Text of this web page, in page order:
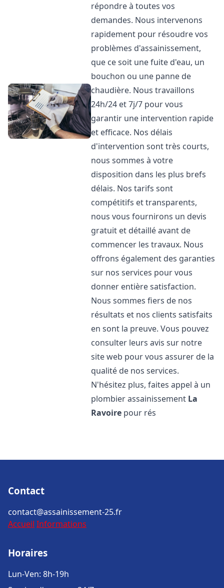
répondre à toutes vos
demandes. Nous intervenons
rapidement pour résoudre vos
problèmes d'assainissement,
que ce soit une fuite d'eau, un
bouchon ou une panne de
chaudière. Nous travaillons
24h/24 et 7j/7 pour vous
garantir une intervention rapide
et efficace. Nos délais
d'intervention sont très courts,
nous sommes à votre
disposition dans les plus brefs
délais. Nos tarifs sont
compétitifs et transparents,
nous vous fournirons un devis
gratuit et détaillé avant de
commencer les travaux. Nous
offrons également des garanties
sur nos services pour vous
donner entière satisfaction.
Nous sommes fiers de nos
résultats et nos clients satisfaits
en sont la preuve. Vous pouvez
consulter leurs avis sur notre
site web pour vous assurer de la
qualité de nos services.
N'hésitez plus, faites appel à un
plombier assainissement La
Ravoire pour rés
Contact
contact@assainissement-25.fr
Accueil Informations
Horaires
Lun-Ven: 8h-19h